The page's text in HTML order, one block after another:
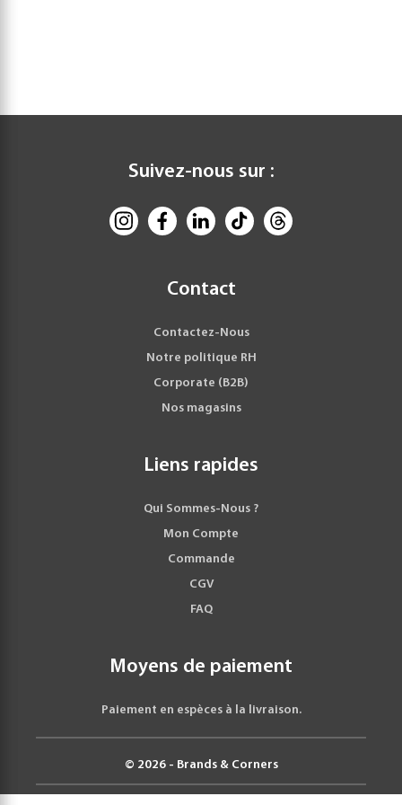
Suivez-nous sur :
Contact
Contactez-Nous
Notre politique RH
Corporate (B2B)
Nos magasins
Liens rapides
Qui Sommes-Nous ?
Mon Compte
Commande
CGV
FAQ
Moyens de paiement
Paiement en espèces à la livraison.
© 2026 - Brands & Corners